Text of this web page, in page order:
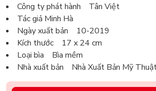
Công ty phát hành Tân Việt
Tác giả Minh Hà
Ngày xuất bản 10-2019
Kích thước 17 x 24 cm
Loại bìa Bìa mềm
Nhà xuất bản Nhà Xuất Bản Mỹ